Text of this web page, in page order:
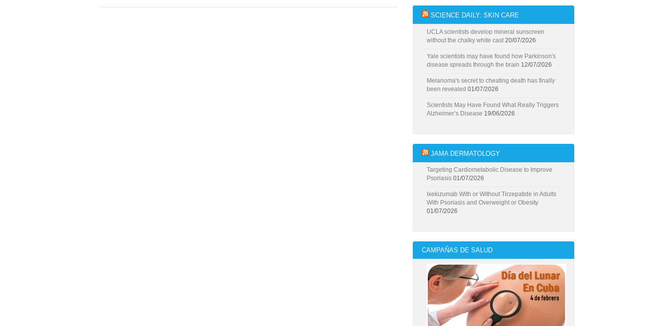
SCIENCE DAILY: SKIN CARE
UCLA scientists develop mineral sunscreen
without the chalky white cast 20/07/2026
Yale scientists may have found how Parkinson's
disease spreads through the brain 12/07/2026
Melanoma's secret to cheating death has finally
been revealed 01/07/2026
Scientists May Have Found What Really Triggers
Alzheimer’s Disease 19/06/2026
JAMA DERMATOLOGY
Targeting Cardiometabolic Disease to Improve
Psoriasis 01/07/2026
Ixekizumab With or Without Tirzepatide in Adults
With Psoriasis and Overweight or Obesity
01/07/2026
CAMPAÑAS DE SALUD